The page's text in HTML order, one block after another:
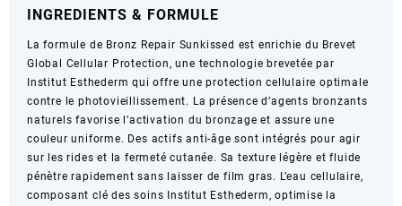
INGREDIENTS & FORMULE
La formule de Bronz Repair Sunkissed est enrichie du Brevet
Global Cellular Protection, une technologie brevetée par
Institut Esthederm qui offre une protection cellulaire optimale
contre le photovieillissement. La présence d’agents bronzants
naturels favorise l’activation du bronzage et assure une
couleur uniforme. Des actifs anti-âge sont intégrés pour agir
sur les rides et la fermeté cutanée. Sa texture légère et fluide
pénètre rapidement sans laisser de film gras. L’eau cellulaire,
composant clé des soins Institut Esthederm, optimise la